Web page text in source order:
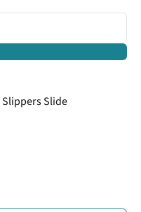
Slippers Slide